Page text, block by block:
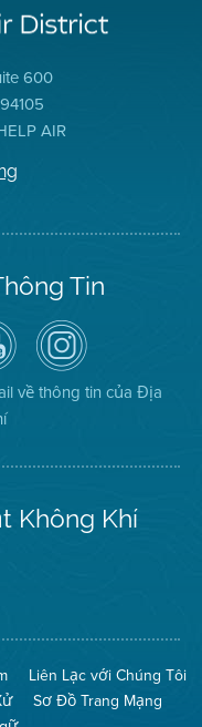
600
AIR
Tin
Air
District
on
Instagram
về thông tin của Địa
Không Khí
Liên Lạc với Chúng Tôi
Sơ Đồ Trang Mạng